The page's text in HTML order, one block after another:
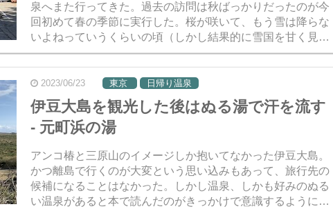
泉へまた行ってきた。過去の訪問は秋ばっかりだったのが今
回初めて春の季節に実行した。桜が咲いて、もう雪は降らな
いよねっていうくらいの頃（しかし結果的に雪国を甘く見て
いた）。 相変わらず、湯治を気取ってのんびり骨休みするの
に最適な...
2023/06/23 東京 日帰り温泉
伊豆大島を観光した後はぬる湯で汗を流す
- 元町浜の湯
アンコ椿と三原山のイメージしか抱いてなかった伊豆大島。
かつ離島で行くのが大変という思い込みもあって、旅行先の
候補になることはなかった。しかし温泉、しかも好みのぬる
い温泉があると本で読んだのがきっかけで意識するようにな